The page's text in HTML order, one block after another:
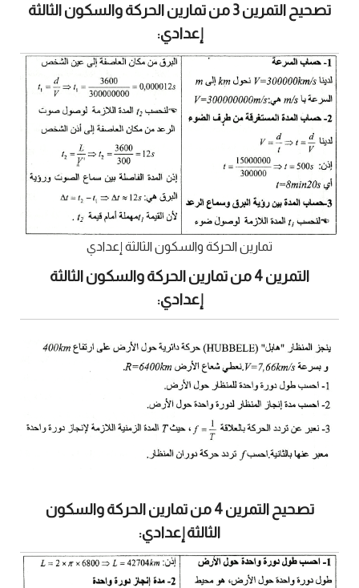
تصحيح التمرين 3 من تمارين الحركة والسكون الثالثة
إعدادي:
تمارين الحركة والسكون الثالثة إعدادي
التمرين 4 من تمارين الحركة والسكون الثالثة
إعدادي:
تصحيح التمرين 4 من تمارين الحركة والسكون
الثالثة إعدادي: